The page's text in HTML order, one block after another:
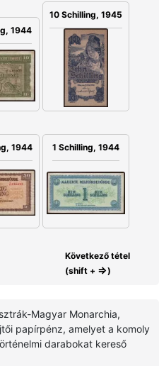
1944
10 Schilling, 1945
1944
1 Schilling, 1944
Következő tétel
(shift + ⇒)
Magyar Monarchia,
papírpénz, amelyet a komoly
darabokat kereső